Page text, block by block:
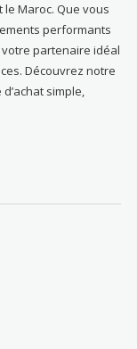
Maroc. Que vous
performants
partenaire idéal
Découvrez notre
simple,